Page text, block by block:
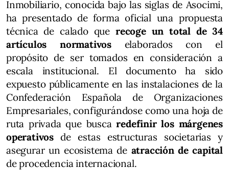
Inmobiliario, conocida bajo las siglas de Asocimi,
ha presentado de forma oficial una propuesta
técnica de calado que recoge un total de 34
artículos normativos elaborados con el
propósito de ser tomados en consideración a
escala institucional. El documento ha sido
expuesto públicamente en las instalaciones de la
Confederación Española de Organizaciones
Empresariales, configurándose como una hoja de
ruta privada que buscaredefinir los márgenes
operativos de estas estructuras societarias y
asegurar un ecosistema de atracción de capital
de procedencia internacional.